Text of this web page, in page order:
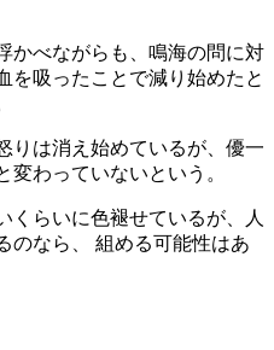
かべながらも、鳴海の問に対
を吸ったことで減り始めたと
りは消え始めているが、優一
わっていないという。
くらいに色褪せているが、人
のなら、 組める可能性はあ